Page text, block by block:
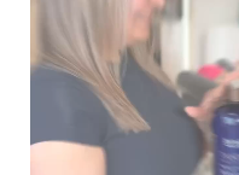
منتجات بلوند للتخلص من
فإن خط كافيار هو الحل
هو الأنسب لك.